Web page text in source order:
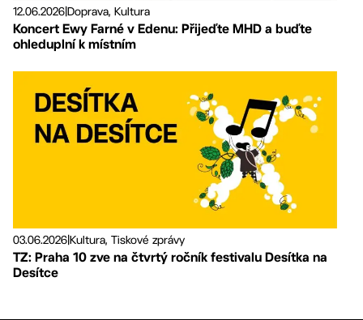
12.06.2026Doprava, Kultura
Koncert Ewy Farné v Edenu: Přijeďte MHD a buďte
ohleduplní k místním
03.06.2026Kultura, Tiskové zprávy
TZ: Praha 10 zve na čtvrtý ročník festivalu Desítka na
Desítce